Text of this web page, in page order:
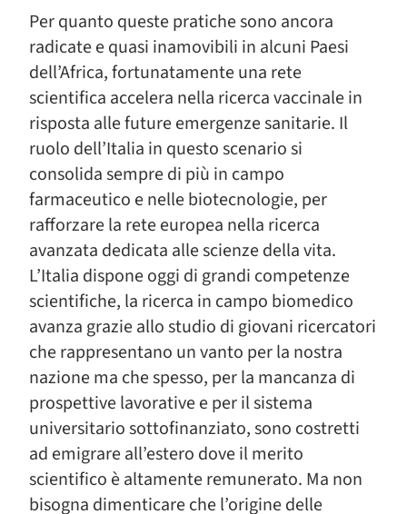
Per quanto queste pratiche sono ancora
radicate e quasi inamovibili in alcuni Paesi
dell’Africa, fortunatamente una rete
scientifica accelera nella ricerca vaccinale in
risposta alle future emergenze sanitarie. Il
ruolo dell’Italia in questo scenario si
consolida sempre di più in campo
farmaceutico e nelle biotecnologie, per
rafforzare la rete europea nella ricerca
avanzata dedicata alle scienze della vita.
L’Italia dispone oggi di grandi competenze
scientifiche, la ricerca in campo biomedico
avanza grazie allo studio di giovani ricercatori
che rappresentano un vanto per la nostra
nazione ma che spesso, per la mancanza di
prospettive lavorative e per il sistema
universitario sottofinanziato, sono costretti
ad emigrare all’estero dove il merito
scientifico è altamente remunerato. Ma non
bisogna dimenticare che l’origine delle